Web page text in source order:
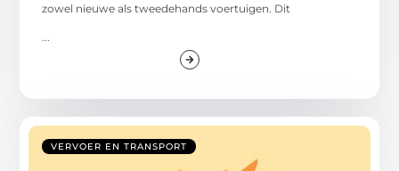
zowel nieuwe als tweedehands voertuigen. Dit
...
VERVOER EN TRANSPORT